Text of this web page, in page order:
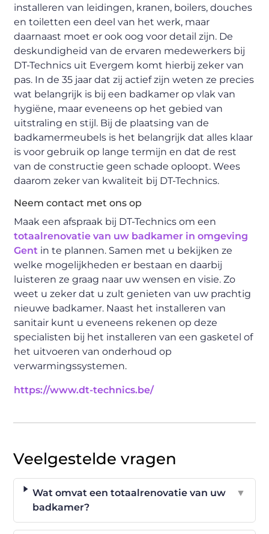
installeren van leidingen, kranen, boilers, douches
en toiletten een deel van het werk, maar
daarnaast moet er ook oog voor detail zijn. De
deskundigheid van de ervaren medewerkers bij
DT-Technics uit Evergem komt hierbij zeker van
pas. In de 35 jaar dat zij actief zijn weten ze precies
wat belangrijk is bij een badkamer op vlak van
hygiëne, maar eveneens op het gebied van
uitstraling en stijl. Bij de plaatsing van de
badkamermeubels is het belangrijk dat alles klaar
is voor gebruik op lange termijn en dat de rest
van de constructie geen schade oploopt. Wees
daarom zeker van kwaliteit bij DT-Technics.
Neem contact met ons op
Maak een afspraak bij DT-Technics om een
totaalrenovatie van uw badkamer in omgeving
Gent in te plannen. Samen met u bekijken ze
welke mogelijkheden er bestaan en daarbij
luisteren ze graag naar uw wensen en visie. Zo
weet u zeker dat u zult genieten van uw prachtig
nieuwe badkamer. Naast het installeren van
sanitair kunt u eveneens rekenen op deze
specialisten bij het installeren van een gasketel of
het uitvoeren van onderhoud op
verwarmingssystemen.
https://www.dt-technics.be/
Veelgestelde vragen
Wat omvat een totaalrenovatie van uw
badkamer?
▼